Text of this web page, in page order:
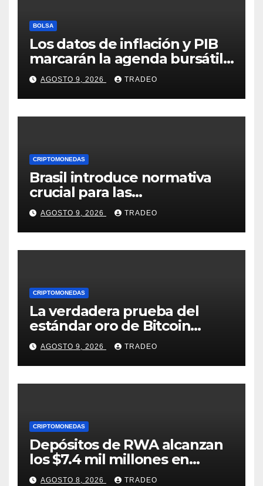
BOLSA
Los datos de inflación y PIB
marcarán la agenda bursátil
de la próxima semana
AGOSTO 9, 2026 TRADEO
CRIPTOMONEDAS
Brasil introduce normativa
crucial para las
criptomonedas: ¿Llegó el fin
de las transferencias
instantáneas?
AGOSTO 9, 2026 TRADEO
CRIPTOMONEDAS
La verdadera prueba del
estándar oro de Bitcoin
apenas comienza en 2026
AGOSTO 9, 2026 TRADEO
CRIPTOMONEDAS
Depósitos de RWA alcanzan
los $7.4 mil millones en
medio de la caída de DeFi
AGOSTO 8, 2026 TRADEO